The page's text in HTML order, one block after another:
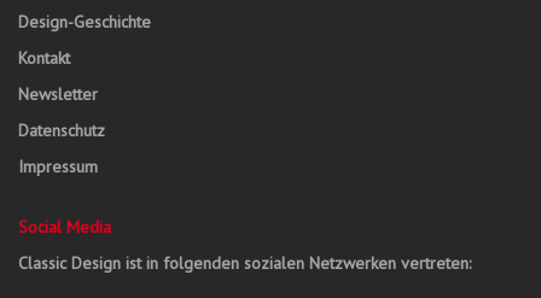
Design-Geschichte
Kontakt
Newsletter
Datenschutz
Impressum
Social Media
Classic Design ist in folgenden sozialen Netzwerken vertreten: